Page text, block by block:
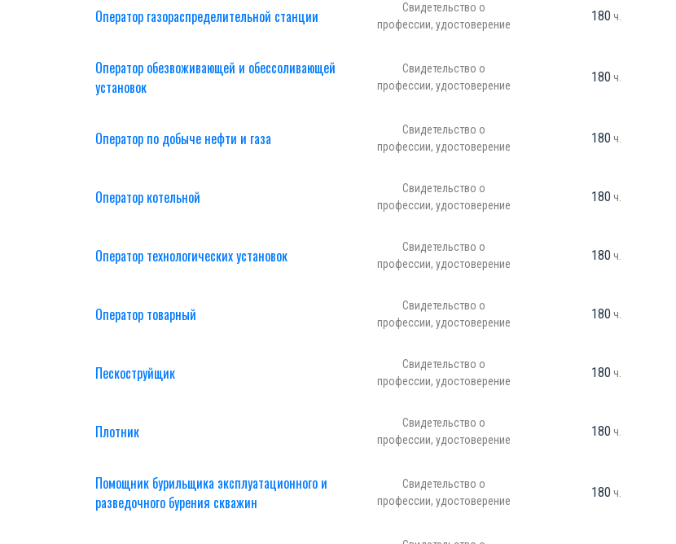
Оператор газораспределительной станции
Свидетельство о
профессии, удостоверение
180 ч.
Оператор обезвоживающей и обессоливающей
установок
Свидетельство о
профессии, удостоверение
180 ч.
Оператор по добыче нефти и газа
Свидетельство о
профессии, удостоверение
180 ч.
Оператор котельной
Свидетельство о
профессии, удостоверение
180 ч.
Оператор технологических установок
Свидетельство о
профессии, удостоверение
180 ч.
Оператор товарный
Свидетельство о
профессии, удостоверение
180 ч.
Пескоструйщик
Свидетельство о
профессии, удостоверение
180 ч.
Плотник
Свидетельство о
профессии, удостоверение
180 ч.
Помощник бурильщика эксплуатационного и
разведочного бурения скважин
Свидетельство о
профессии, удостоверение
180 ч.